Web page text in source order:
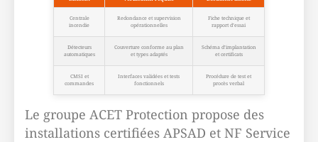
Centrale
incendie
Redondance et supervision
opérationnelles
Fiche technique et
rapport d’essai
Détecteurs
automatiques
Couverture conforme au plan
et types adaptés
Schéma d’implantation
et certificats
CMSI et
commandes
Interfaces validées et tests
fonctionnels
Procédure de test et
procès verbal
Le groupe ACET Protection propose des
installations certifiées APSAD et NF Service